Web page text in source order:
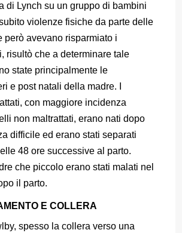
di Lynch su un gruppo di bambini
violenze fisiche da parte delle
però avevano risparmiato i
risultò che a determinare tale
state principalmente le
e post natali della madre. I
con maggiore incidenza
non maltrattati, erano nati dopo
difficile ed erano stati separati
48 ore successive al parto.
che piccolo erano stati malati nel
il parto.
E COLLERA
spesso la collera verso una